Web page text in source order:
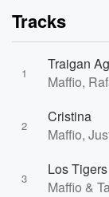
Tracks
1
Traigan
Maffio,
2
Cristina
Maffio,
3
Los Tigers
Maffio &